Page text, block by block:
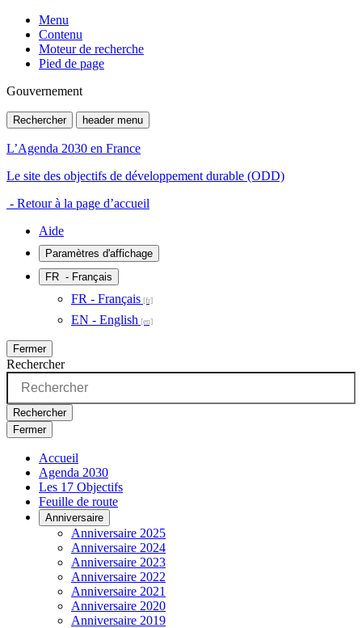
Menu
Contenu
Moteur de recherche
Pied de page
Gouvernement
Rechercher header menu
L’Agenda 2030 en France
Le site des objectifs de développement durable (ODD)
- Retour à la page d’accueil
Aide
Paramètres d'affichage
FR - Français
FR - Français
EN - English
Fermer
Rechercher
Rechercher
Fermer
Accueil
Agenda 2030
Les 17 Objectifs
Feuille de route
Anniversaire
Anniversaire 2025
Anniversaire 2024
Anniversaire 2023
Anniversaire 2022
Anniversaire 2021
Anniversaire 2020
Anniversaire 2019